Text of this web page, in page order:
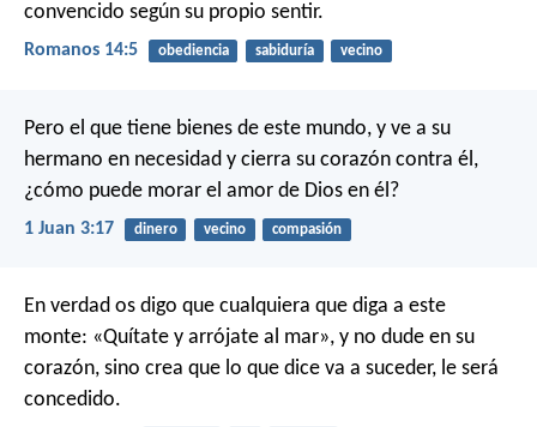
convencido según su propio sentir.
Romanos 14:5 obediencia sabiduría vecino
Pero el que tiene bienes de este mundo, y ve a su
hermano en necesidad y cierra su corazón contra él,
¿cómo puede morar el amor de Dios en él?
1 Juan 3:17 dinero vecino compasión
En verdad os digo que cualquiera que diga a este
monte: «Quítate y arrójate al mar», y no dude en su
corazón, sino crea que lo que dice va a suceder, le será
concedido.